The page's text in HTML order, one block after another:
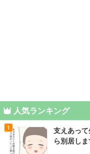
人気ランキング
支えあっ
ら別居し